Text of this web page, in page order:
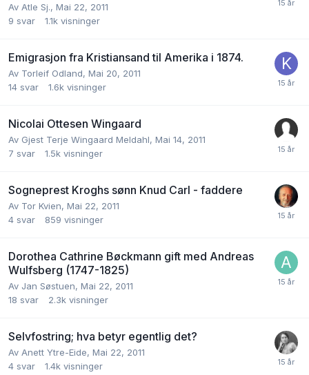
Av Atle Sj., Mai 22, 2011
9 svar 1.1k visninger
Emigrasjon fra Kristiansand til Amerika i 1874.
Av Torleif Odland, Mai 20, 2011
14 svar 1.6k visninger
Nicolai Ottesen Wingaard
Av Gjest Terje Wingaard Meldahl, Mai 14, 2011
7 svar 1.5k visninger
Sogneprest Kroghs sønn Knud Carl - faddere
Av Tor Kvien, Mai 22, 2011
4 svar 859 visninger
Dorothea Cathrine Bøckmann gift med Andreas
Wulfsberg (1747-1825)
Av Jan Søstuen, Mai 22, 2011
18 svar 2.3k visninger
Selvfostring; hva betyr egentlig det?
Av Anett Ytre-Eide, Mai 22, 2011
4 svar 1.4k visninger